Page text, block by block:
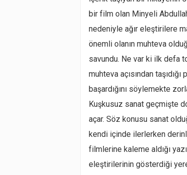
bir film olan Minyeli Abdullah
nedeniyle ağır eleştirilere
önemli olanın muhteva
savundu. Ne var ki ilk defa
muhteva açısından
başardığını söylemekte
Kuşkusuz sanat geçmişte
açar. Söz konusu sanat
kendi içinde ilerlerken
filmlerine kaleme aldığı
eleştirilerinin gösterdiği